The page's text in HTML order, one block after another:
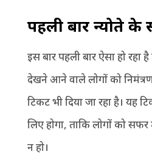
पहली बार न्योते के
इस बार पहली बार ऐसा हो रहा
देखने आने वाले लोगों को
टिकट भी दिया जा रहा है। यह
लिए होगा, ताकि लोगों को सफर
न हो।